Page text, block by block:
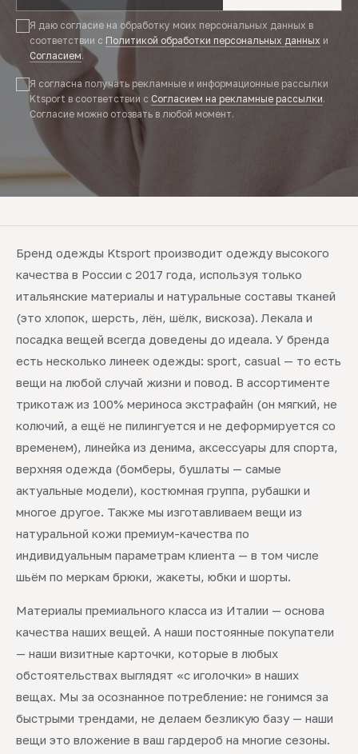
Я даю согласие на обработку моих персональных данных в
соответствии с Политикой обработки персональных данных и
Согласием.
Я согласна получать рекламные и информационные рассылки
Ktsport в соответствии с Согласием на рекламные рассылки.
Согласие можно отозвать в любой момент.
Бренд одежды Ktsport производит одежду высокого
качества в России с 2017 года, используя только
итальянские материалы и натуральные составы тканей
(это хлопок, шерсть, лён, шёлк, вискоза). Лекала и
посадка вещей всегда доведены до идеала. У бренда
есть несколько линеек одежды: sport, casual — то есть
вещи на любой случай жизни и повод. В ассортименте
трикотаж из 100% мериноса экстрафайн (он мягкий, не
колючий, а ещё не пилингуется и не деформируется со
временем), линейка из денима, аксессуары для спорта,
верхняя одежда (бомберы, бушлаты — самые
актуальные модели), костюмная группа, рубашки и
многое другое. Также мы изготавливаем вещи из
натуральной кожи премиум-качества по
индивидуальным параметрам клиента — в том числе
шьём по меркам брюки, жакеты, юбки и шорты.
Материалы премиального класса из Италии — основа
качества наших вещей. А наши постоянные покупатели
— наши визитные карточки, которые в любых
обстоятельствах выглядят «с иголочки» в наших
вещах. Мы за осознанное потребление: не гонимся за
быстрыми трендами, не делаем безликую базу — наши
вещи это вложение в ваш гардероб на многие сезоны.